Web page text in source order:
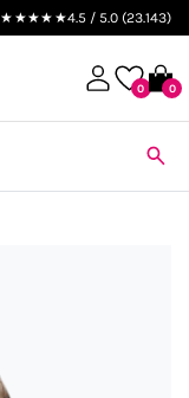
★★★★★4.5 / 5.0 (23.143)
0 0